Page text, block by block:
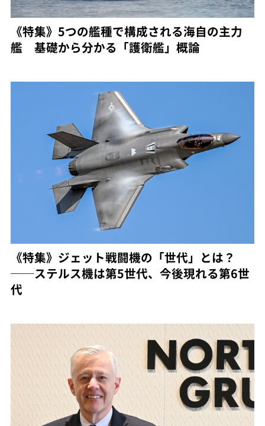
《特集》5つの艦種で構成される海自の主力
艦 基礎から分かる「護衛艦」概論
《特集》ジェット戦闘機の「世代」とは？
──ステルス機は第5世代、今後現れる第6世
代